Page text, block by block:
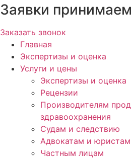
Заявки
Заказать звонок
Главная
Экспертизы и оценка
Услуги и цены
Экспертизы и оценка
Рецензии
Производителям
здравоохранения
Судам и следствию
Адвокатам и юристам
Частным лицам